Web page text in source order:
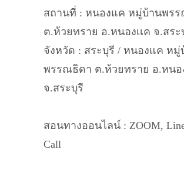
สถานที่ : หนองแค หมู่บ้านพร
ต.ห้วยทราย อ.หนองเเค จ.สระ
จังหวัด : สระบุรี / หนองแค หมู่
พรรณธิดา ต.ห้วยทราย อ.หนอ
จ.สระบุรี
สอนทางออนไลน์ : ZOOM,
Call